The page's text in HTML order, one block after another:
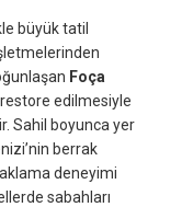
büyük tatil
Foça
edilmesiyle
Sahil boyunca yer
berrak
deneyimi
sabahları